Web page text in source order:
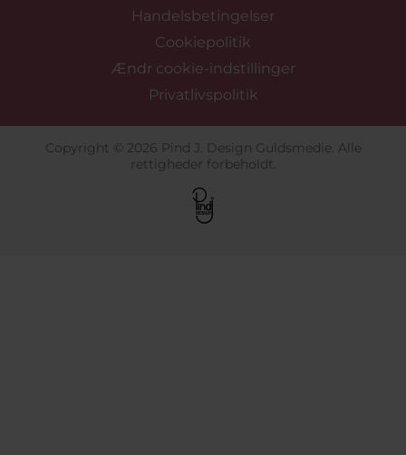
Handelsbetingelser
Cookiepolitik
Ændr cookie-indstillinger
Privatlivspolitik
Copyright © 2026 Pind J. Design Guldsmedie. Alle
rettigheder forbeholdt.